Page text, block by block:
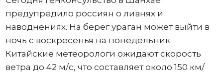
предупредило россиян о ливнях и
наводнениях. На берег ураган может выйти в
ночь с воскресенья на понедельник.
Китайские метеорологи ожидают скорость
ветра до 42 м/с, что составляет около 150 км/